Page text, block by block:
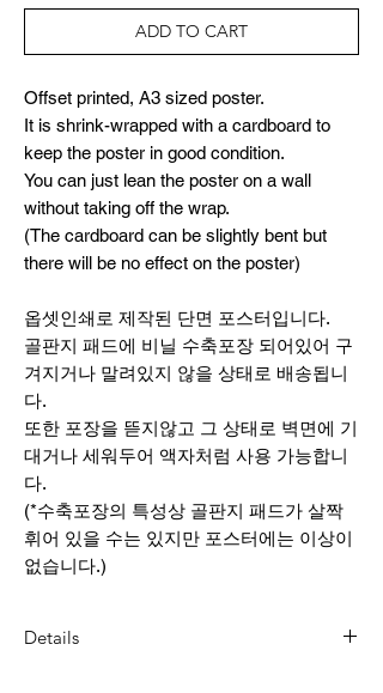
ADD TO CART
Offset printed, A3 sized poster.
It is shrink-wrapped with a cardboard to
keep the poster in good condition.
You can just lean the poster on a wall
without taking off the wrap.
(The cardboard can be slightly bent but
there will be no effect on the poster)
옵셋인쇄로 제작된 단면 포스터입니다.
골판지 패드에 비닐 수축포장 되어있어 구
겨지거나 말려있지 않을 상태로 배송됩니
다.
또한 포장을 뜯지않고 그 상태로 벽면에 기
대거나 세워두어 액자처럼 사용 가능합니
다.
(*수축포장의 특성상 골판지 패드가 살짝
휘어 있을 수는 있지만 포스터에는 이상이
없습니다.)
Details